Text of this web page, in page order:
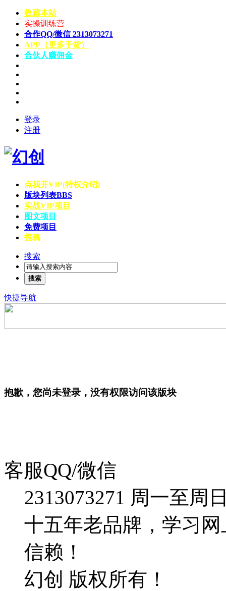
收藏本站
实操训练营
合作QQ/微信 2313073271
APP（更多干货）
合伙人赚佣金
登录
注册
点我开VIP(特权介绍)
版块列表BBS
实战VIP项目
图文项目
免费项目
投稿
搜索
搜索
快捷导航
抱歉，您尚未登录，没有权限访问该版块
客服QQ/微信
2313073271 周一至周
十五年老品牌，学习
信赖！
幻创 版权所有！